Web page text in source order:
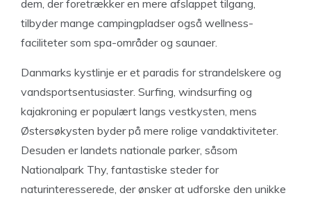
dem, der foretrækker en mere afslappet tilgang,
tilbyder mange campingpladser også wellness-
faciliteter som spa-områder og saunaer.
Danmarks kystlinje er et paradis for strandelskere og
vandsportsentusiaster. Surfing, windsurfing og
kajakroning er populært langs vestkysten, mens
Østersøkysten byder på mere rolige vandaktiviteter.
Desuden er landets nationale parker, såsom
Nationalpark Thy, fantastiske steder for
naturinteresserede, der ønsker at udforske den unikke